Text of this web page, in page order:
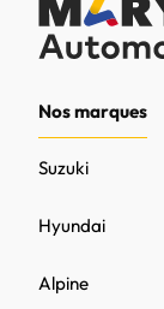
Nos marques
Hyundai
Alpine
Suzuki